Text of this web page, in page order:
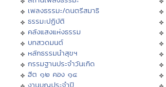
เพลงธรรมะ/ดนตรีสมาธิ
ธรรมะปฏิบัติ
คลังแสงแห่งธรรม
บทสวดมนต์
หลักธรรมนำสุขฯ
กรรมฐานประจำวันเกิด
ฮีต ๑๒ คอง ๑๔